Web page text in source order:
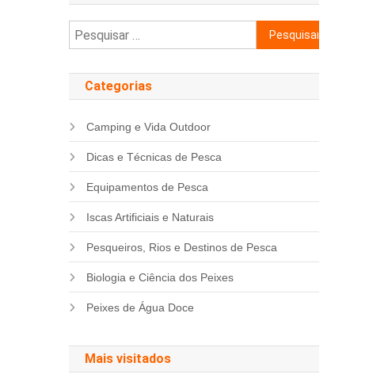
Pesquisar
por:
Categorias
Camping e Vida Outdoor
Dicas e Técnicas de Pesca
Equipamentos de Pesca
Iscas Artificiais e Naturais
Pesqueiros, Rios e Destinos de Pesca
Biologia e Ciência dos Peixes
Peixes de Água Doce
Mais visitados